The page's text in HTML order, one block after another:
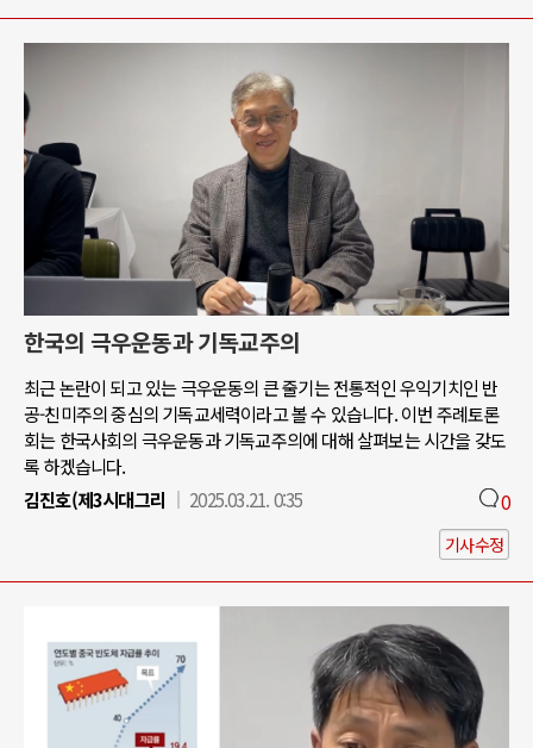
한국의 극우운동과 기독교주의
최근 논란이 되고 있는 극우운동의 큰 줄기는 전통적인 우익기치인 반
공-친미주의 중심의 기독교세력이라고 볼 수 있습니다. 이번 주례토론
회는 한국사회의 극우운동과 기독교주의에 대해 살펴보는 시간을 갖도
록 하겠습니다.
김진호(제3시대그리
2025.03.21. 0:35 0
기사수정